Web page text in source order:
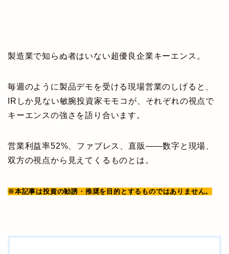
製造業で知らぬ者はいない超優良企業キーエンス。
毎週のように製品デモを受ける現場営業のしげると、
IRしか見ない敏腕投資家モモコが、それぞれの視点で
キーエンスの強さを語り合います。
営業利益率52%、ファブレス、直販——数字と現場、
双方の視点から見えてくるものとは。
※本記事は投資の勧誘・推奨を目的とするものではありません。